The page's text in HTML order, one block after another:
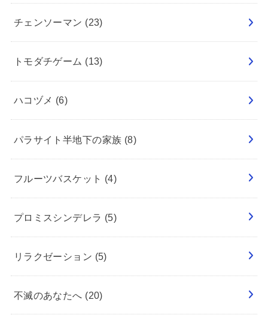
チェンソーマン (23)
トモダチゲーム (13)
ハコヅメ (6)
パラサイト半地下の家族 (8)
フルーツバスケット (4)
プロミスシンデレラ (5)
リラクゼーション (5)
不滅のあなたへ (20)